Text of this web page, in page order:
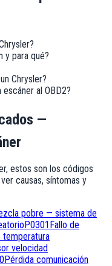
y para qué?
Chrysler?
al OBD2?
—
, estos son los códigos
causas, síntomas y
pobre — sistema de
P0301Fallo de
velocidad
Pérdida comunicación